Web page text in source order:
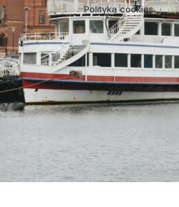
Polityka cookies